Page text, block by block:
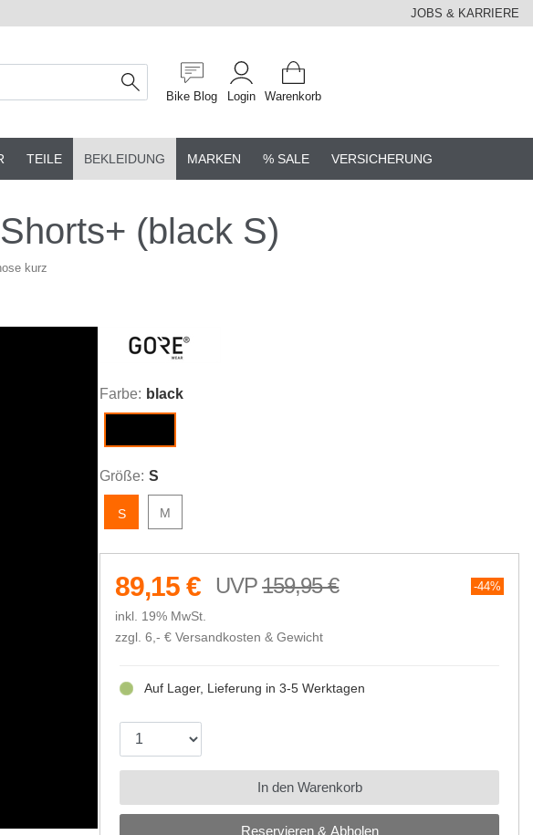
JOBS & KARRIERE
Bike Blog Login Warenkorb
TEILE BEKLEIDUNG MARKEN % SALE VERSICHERUNG
(black S)
kurz
Farbe: black
Größe: S
S M
159,95 € 44%
89,15 €
inkl. 19% MwSt.
zzgl. 6,- € Versandkosten & Gewicht
Reservieren & Abholen
Auf Lager, Lieferung in 3-5 Werktagen
In den Warenkorb